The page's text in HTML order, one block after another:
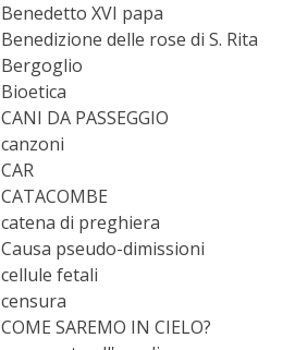
Benedetto XVI papa
Benedizione delle rose di S. Rita
Bergoglio
Bioetica
CANI DA PASSEGGIO
canzoni
CAR
CATACOMBE
catena di preghiera
Causa pseudo-dimissioni
cellule fetali
censura
COME SAREMO IN CIELO?